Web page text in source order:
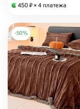
450 ₽ × 4 платежа
-50%